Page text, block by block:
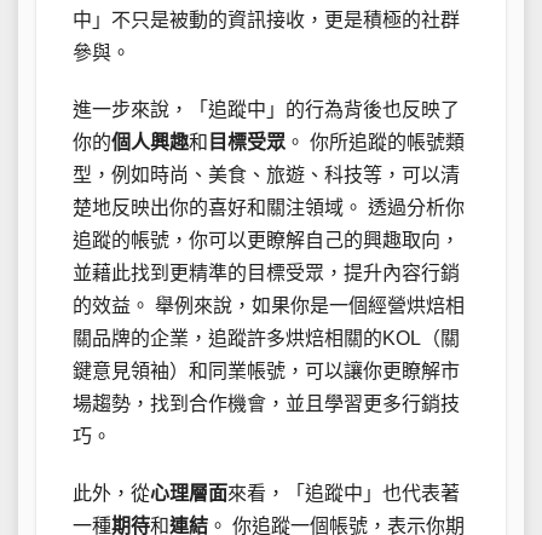
中」不只是被動的資訊接收，更是積極的社群
參與。
進一步來說，「追蹤中」的行為背後也反映了
你的個人興趣和 目標受眾 。 你所追蹤的帳號類
型，例如時尚、美食、旅遊、科技等，可以清
楚地反映出你的喜好和關注領域。 透過分析你
追蹤的帳號，你可以更瞭解自己的興趣取向，
並藉此找到更精準的目標受眾，提升內容行銷
的效益。 舉例來說，如果你是一個經營烘焙相
關品牌的企業，追蹤許多烘焙相關的KOL（關
鍵意見領袖）和同業帳號，可以讓你更瞭解市
場趨勢，找到合作機會，並且學習更多行銷技
巧。
此外，從心理層面來看，「追蹤中」也代表著
一種期待和連結 。 你追蹤一個帳號，表示你期